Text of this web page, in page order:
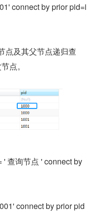
connect by prior pid=i
点及其父节点递归查
点。
' 查询节点 ' connect by
connect by prior pid